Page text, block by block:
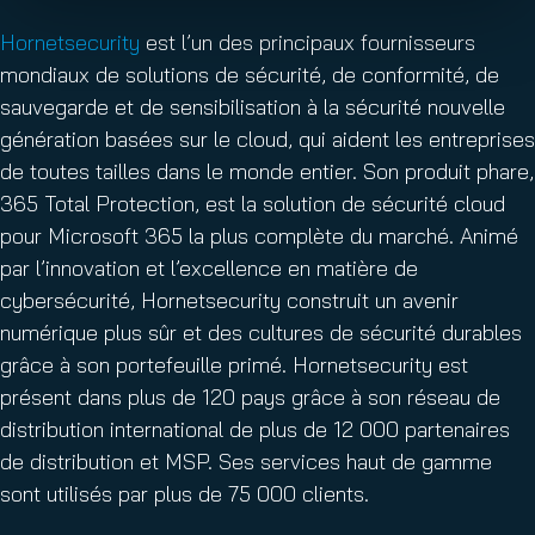
Hornetsecurity est l’un des principaux fournisseurs
mondiaux de solutions de sécurité, de conformité, de
sauvegarde et de sensibilisation à la sécurité nouvelle
génération basées sur le cloud, qui aident les entreprises
de toutes tailles dans le monde entier. Son produit phare,
365 Total Protection, est la solution de sécurité cloud
pour Microsoft 365 la plus complète du marché. Animé
par l’innovation et l’excellence en matière de
cybersécurité, Hornetsecurity construit un avenir
numérique plus sûr et des cultures de sécurité durables
grâce à son portefeuille primé. Hornetsecurity est
présent dans plus de 120 pays grâce à son réseau de
distribution international de plus de 12 000 partenaires
de distribution et MSP. Ses services haut de gamme
sont utilisés par plus de 75 000 clients.